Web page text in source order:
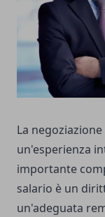
La
un'esperienza
importante
salario è un
un'adeguata